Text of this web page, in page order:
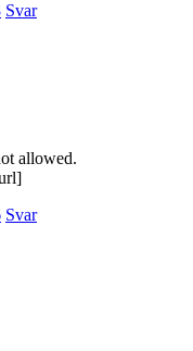
Svar
allowed.
Svar